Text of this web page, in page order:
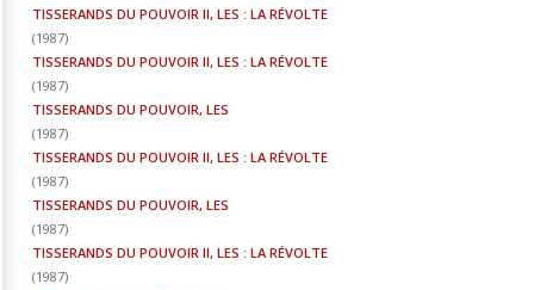
TISSERANDS DU POUVOIR II, LES : LA RÉVOLTE
(1987)
TISSERANDS DU POUVOIR II, LES : LA RÉVOLTE
(1987)
TISSERANDS DU POUVOIR, LES
(1987)
TISSERANDS DU POUVOIR II, LES : LA RÉVOLTE
(1987)
TISSERANDS DU POUVOIR, LES
(1987)
TISSERANDS DU POUVOIR II, LES : LA RÉVOLTE
(1987)